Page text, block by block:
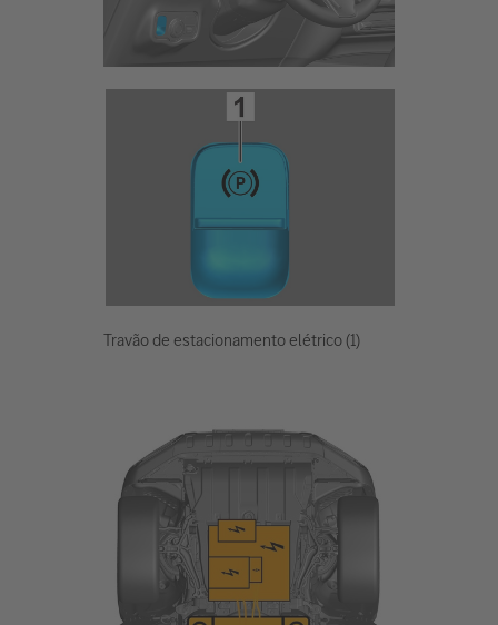
Travão de estacionamento elétrico (1)